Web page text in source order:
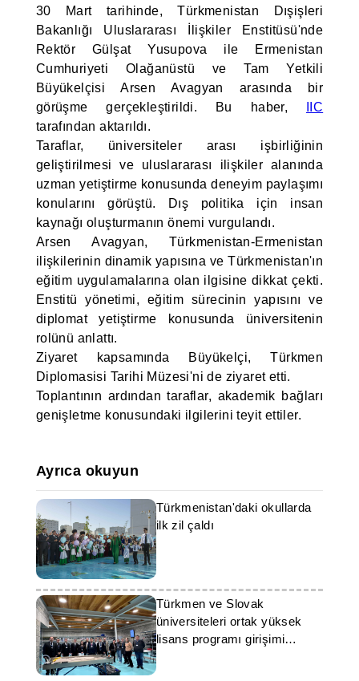
30 Mart tarihinde, Türkmenistan Dışişleri
Bakanlığı Uluslararası İlişkiler Enstitüsü'nde
Rektör Gülşat Yusupova ile Ermenistan
Cumhuriyeti Olağanüstü ve Tam Yetkili
Büyükelçisi Arsen Avagyan arasında bir
görüşme gerçekleştirildi. Bu haber,
IIC
tarafından aktarıldı.
Taraflar, üniversiteler arası işbirliğinin
geliştirilmesi ve uluslararası ilişkiler alanında
uzman yetiştirme konusunda deneyim paylaşımı
konularını görüştü. Dış politika için insan
kaynağı oluşturmanın önemi vurgulandı.
Arsen Avagyan, Türkmenistan-Ermenistan
ilişkilerinin dinamik yapısına ve Türkmenistan'ın
eğitim uygulamalarına olan ilgisine dikkat çekti.
Enstitü yönetimi, eğitim sürecinin yapısını ve
diplomat yetiştirme konusunda üniversitenin
rolünü anlattı.
Ziyaret kapsamında Büyükelçi, Türkmen
Diplomasisi Tarihi Müzesi'ni de ziyaret etti.
Toplantının ardından taraflar, akademik bağları
genişletme konusundaki ilgilerini teyit ettiler.
Ayrıca okuyun
Türkmenistan'daki okullarda
ilk zil çaldı
Türkmen ve Slovak
üniversiteleri ortak yüksek
lisans programı girişimi
geliştiriyor